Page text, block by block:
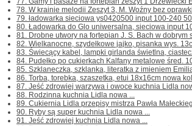
78. W krainie melodii Zeszyt 3, M. Woźny bez
79. ładowarka sieciowa ys0420500 input 100-240
80. Ładowarka do Glo uniwersalna, sieciowa input
81. Drobne utwory na fortepian J. S. Bach w dobrym
82. Wielkanocne, szydełkowe jajko, pisanka wys.
83. Świecący kabel, lampki girlanda świetlna,
84. Pudełko po cukierkach Kalfany metalowe śred.
85. Szklaneczka, szklanka, literatka z imieniem
86. Torba, torebka, szaszetka, etui 18x16cm nowa
87. Jeść zdrowiej warzywa i owoce kuchnia Lidla
88. Rodzinna kuchnia Lidla nowa ...
89. Cukiernia Lidla przepisy mistrza Pawła
90. Ryby są super kuchnia Lidla nowa ...
91. Jeść zdrowiej kuchnia Lidla nowa ...